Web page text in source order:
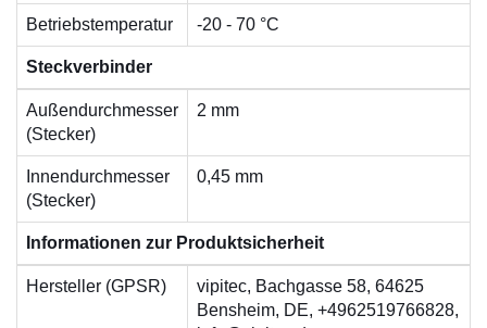
Betriebstemperatur -20 - 70 °C
Steckverbinder
Außendurchmesser
(Stecker)
2 mm
Innendurchmesser
(Stecker)
0,45 mm
Informationen zur Produktsicherheit
Hersteller (GPSR)
vipitec, Bachgasse 58, 64625
Bensheim, DE, +4962519766828,